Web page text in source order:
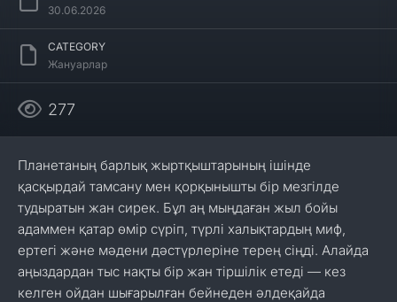
30.06.2026
CATEGORY
Жануарлар
277
Планетаның барлық жыртқыштарының ішінде
қасқырдай тамсану мен қорқынышты бір мезгілде
тудыратын жан сирек. Бұл аң мыңдаған жыл бойы
адаммен қатар өмір сүріп, түрлі халықтардың миф,
ертегі және мәдени дәстүрлеріне терең сіңді. Алайда
аңыздардан тыс нақты бір жан тіршілік етеді — кез
келген ойдан шығарылған бейнеден әлдеқайда